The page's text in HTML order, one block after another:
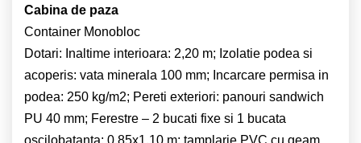
Cabina de paza
Container Monobloc
Dotari: Inaltime interioara: 2,20 m; Izolatie podea si
acoperis: vata minerala 100 mm; Incarcare permisa in
podea: 250 kg/m2; Pereti exteriori: panouri sandwich
PU 40 mm; Ferestre – 2 bucati fixe si 1 bucata
oscilobatanta: 0,85x1,10 m; tamplarie PVC cu geam